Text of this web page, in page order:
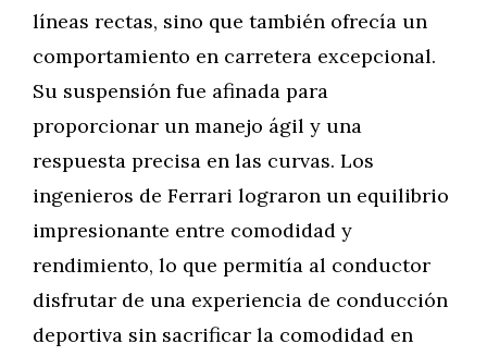
líneas rectas, sino que también ofrecía un
comportamiento en carretera excepcional.
Su suspensión fue afinada para
proporcionar un manejo ágil y una
respuesta precisa en las curvas. Los
ingenieros de Ferrari lograron un equilibrio
impresionante entre comodidad y
rendimiento, lo que permitía al conductor
disfrutar de una experiencia de conducción
deportiva sin sacrificar la comodidad en